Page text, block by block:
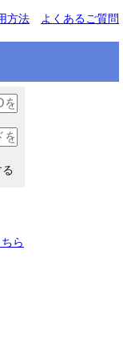
方法 よくあるご質問
ちら